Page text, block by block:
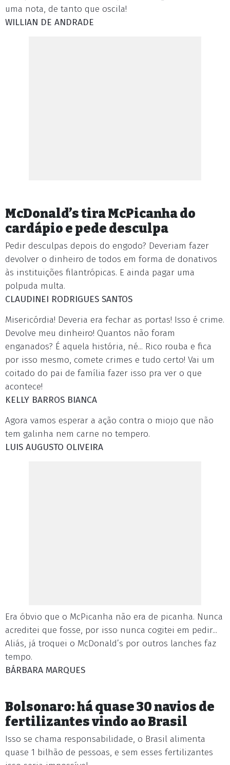
uma nota, de tanto que oscila!
WILLIAN DE ANDRADE
McDonald’s tira McPicanha do
cardápio e pede desculpa
Pedir desculpas depois do engodo? Deveriam fazer
devolver o dinheiro de todos em forma de donativos
às instituições filantrópicas. E ainda pagar uma
polpuda multa.
CLAUDINEI RODRIGUES SANTOS
Misericórdia! Deveria era fechar as portas! Isso é crime.
Devolve meu dinheiro! Quantos não foram
enganados? É aquela história, né... Rico rouba e fica
por isso mesmo, comete crimes e tudo certo! Vai um
coitado do pai de família fazer isso pra ver o que
acontece!
KELLY BARROS BIANCA
Agora vamos esperar a ação contra o miojo que não
tem galinha nem carne no tempero.
LUIS AUGUSTO OLIVEIRA
Era óbvio que o McPicanha não era de picanha. Nunca
acreditei que fosse, por isso nunca cogitei em pedir...
Aliás, já troquei o McDonald’s por outros lanches faz
tempo.
BÁRBARA MARQUES
Bolsonaro: há quase 30 navios de
fertilizantes vindo ao Brasil
Isso se chama responsabilidade, o Brasil alimenta
quase 1 bilhão de pessoas, e sem esses fertilizantes